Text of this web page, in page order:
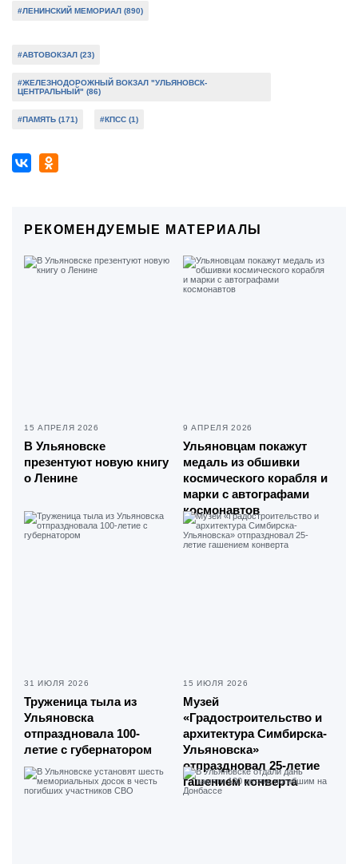
#ЛЕНИНСКИЙ МЕМОРИАЛ (890)
#АВТОВОКЗАЛ (23)
#ЖЕЛЕЗНОДОРОЖНЫЙ ВОКЗАЛ "УЛЬЯНОВСК-
ЦЕНТРАЛЬНЫЙ" (86)
#ПАМЯТЬ (171) #КПСС (1)
РЕКОМЕНДУЕМЫЕ МАТЕРИАЛЫ
15 АПРЕЛЯ 2026
В Ульяновске
презентуют новую книгу
о Ленине
9 АПРЕЛЯ 2026
Ульяновцам покажут
медаль из обшивки
космического корабля и
марки с автографами
космонавтов
31 ИЮЛЯ 2026
Труженица тыла из
Ульяновска
отпраздновала 100-
летие с губернатором
15 ИЮЛЯ 2026
Музей
«Градостроительство и
архитектура Симбирска-
Ульяновска»
отпраздновал 25-летие
гашением конверта